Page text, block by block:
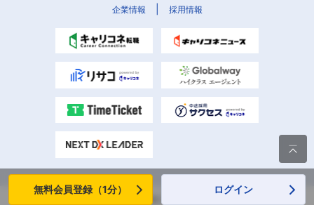
企業情報 採用情報
Copyright (C) Globalway, Inc. All rights reserved.

無料会員登録（1分） ログイン